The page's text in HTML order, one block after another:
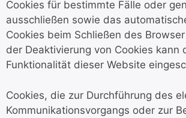
Cookies für bestimmte Fälle oder
ausschließen sowie das
Cookies beim Schließen des
der Deaktivierung von Cookies kann
Funktionalität dieser Website
Cookies, die zur Durchführung des
Kommunikationsvorgangs oder zur